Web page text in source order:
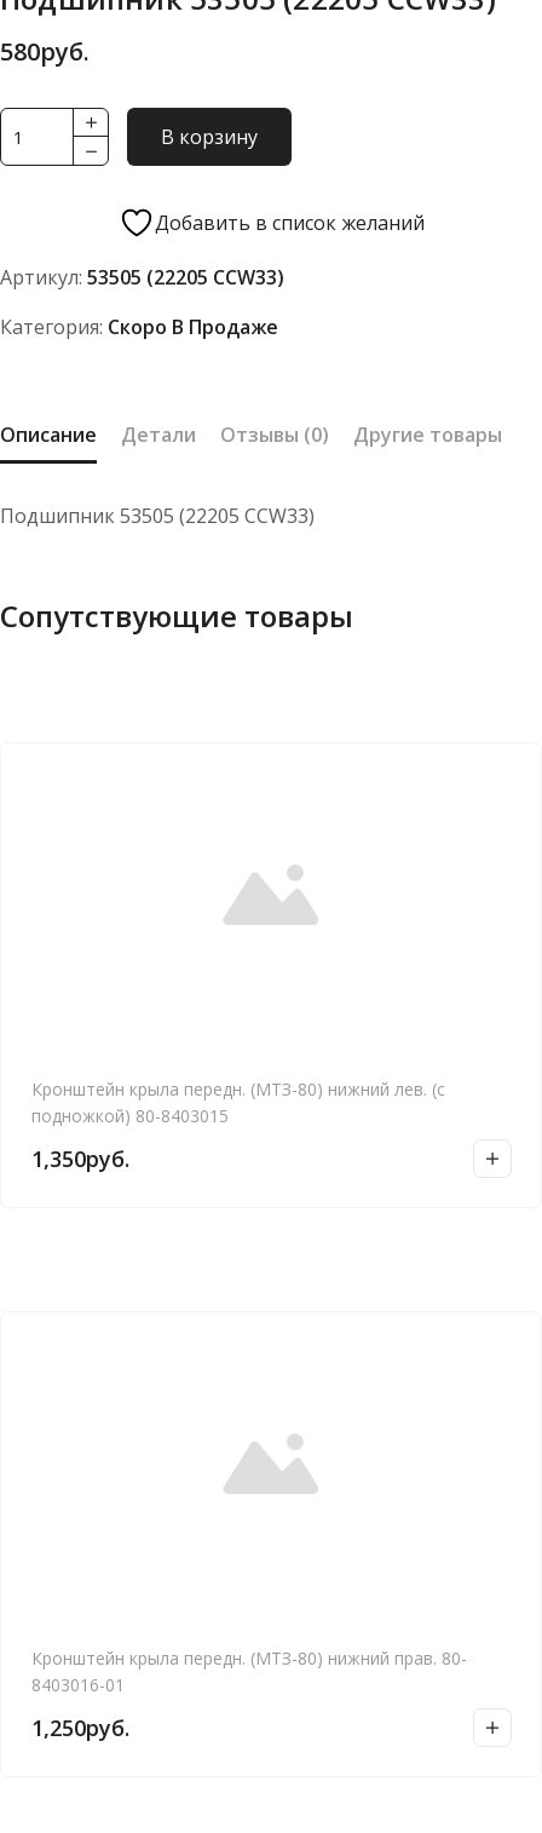
580руб.
Количество
товара
CCW33)
В корзину
Добавить в список желаний
Артикул: 53505 (22205 CCW33)
Категория: Скоро В Продаже
Описание Детали Отзывы (0) Другие товары
Подшипник 53505 (22205 CCW33)
Сопутствующие товары
Кронштейн крыла передн. (МТЗ-80) нижний лев. (с
подножкой) 80-8403015
1,350руб.
Кронштейн крыла передн. (МТЗ-80) нижний прав. 80-
8403016-01
1,250руб.